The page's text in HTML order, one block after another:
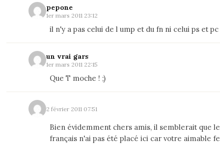
pepone
1er mars 2011 23:12
il n'y a pas celui de l ump et du fn ni celui ps et pc
un vrai gars
1er mars 2011 22:15
Que T moche ! ;)
2 février 2011 07:51
Bien évidemment chers amis, il semblerait que
français n'ai pas été placé ici car votre aimable